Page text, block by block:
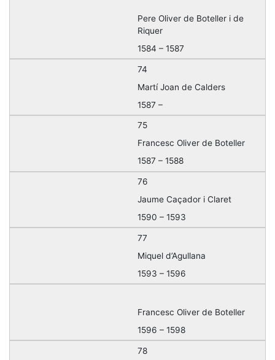
Pere Oliver de Boteller i de
Riquer
1584 – 1587
74
Martí Joan de Calders
1587 –
75
Francesc Oliver de Boteller
1587 – 1588
76
Jaume Caçador i Claret
1590 – 1593
77
Miquel d’Agullana
1593 – 1596
Francesc Oliver de Boteller
1596 – 1598
78